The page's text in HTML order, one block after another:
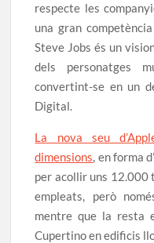
respecte les
una gran
Steve Jobs és un
dels personatges
convertint-se en un
Digital.
La nova seu
dimensions, en forma
per acollir uns 12.000
empleats, però
mentre que la resta
Cupertino en edificis